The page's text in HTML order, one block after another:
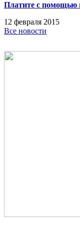
Платите с помощью
12 февраля 2015
Все новости